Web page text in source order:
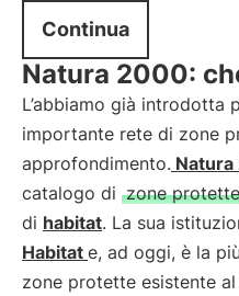
Continua
Natura 2000:
L’abbiamo già introdotta
importante rete di zone
approfondimento.
catalogo di zone protette
di habitat. La sua
Habitat e, ad oggi, è la
zone protette esistente